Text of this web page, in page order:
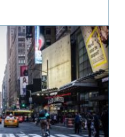
en dire...